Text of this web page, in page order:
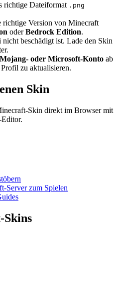
richtige Dateiformat .png
richtige Version von Minecraft
oderBedrock Edition.
beschädigt ist. Lade den Skin
Mojang- oder Microsoft-Konto ab
zu aktualisieren.
Skin
Skin direkt im Browser mit
Server zum Spielen